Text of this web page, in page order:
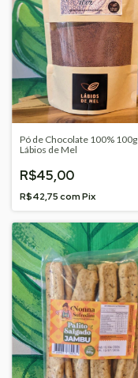
Pó de Chocolate 100% 100g
Lábios de Mel
R$45,00
R$42,75comPix